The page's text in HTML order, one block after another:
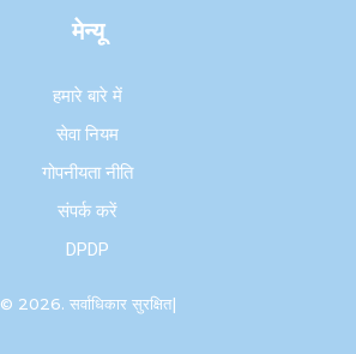
मेन्यू
हमारे बारे में
सेवा नियम
गोपनीयता नीति
संपर्क करें
DPDP
© 2026. सर्वाधिकार सुरक्षित|